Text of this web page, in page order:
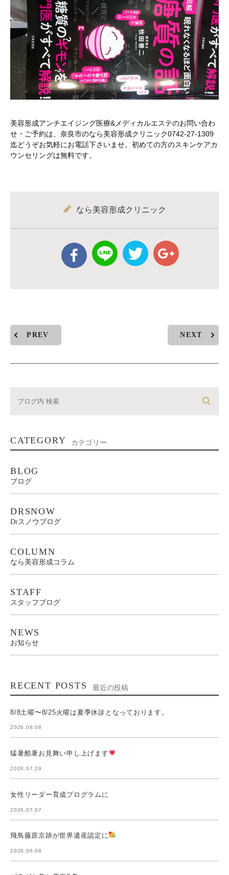
美容形成アンチエイジング医療&メディカルエステのお問い合わ
せ・ご予約は、奈良市のなら美容形成クリニック0742-27-1309
迄どうぞお気軽にお電話下さいませ。初めての方のスキンケアカ
ウンセリングは無料です。
なら美容形成クリニック
PREV NEXT
CATEGORY カテゴリー
BLOG
ブログ
DRSNOW
Drスノウブログ
COLUMN
なら美容形成コラム
STAFF
スタッフブログ
NEWS
お知らせ
RECENT POSTS 最近の投稿
8/8土曜〜8/25火曜は夏季休診となっております。
2026.08.08
猛暑酷暑お見舞い申し上げます
2026.07.29
女性リーダー育成プログラムに
2026.07.07
飛鳥藤原京跡が世界遺産認定に
2026.06.08